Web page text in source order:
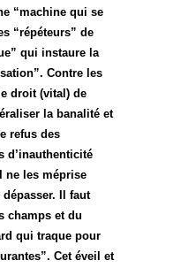
“machine qui se
“répéteurs” de
qui instaure la
Contre les
droit (vital) de
la banalité et
refus des
d’inauthenticité
ne les méprise
Il faut
champs et du
qui traque pour
Cet éveil et